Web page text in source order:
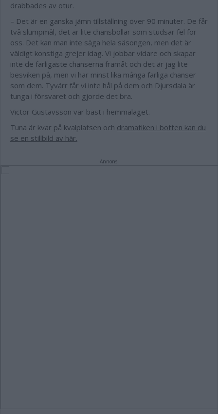
drabbades av otur.
– Det är en ganska jämn tillställning över 90 minuter. De får
två slumpmål, det är lite chansbollar som studsar fel för
oss. Det kan man inte säga hela säsongen, men det är
väldigt konstiga grejer idag. Vi jobbar vidare och skapar
inte de farligaste chanserna framåt och det är jag lite
besviken på, men vi har minst lika många farliga chanser
som dem. Tyvärr får vi inte hål på dem och Djursdala är
tunga i försvaret och gjorde det bra.
Victor Gustavsson var bäst i hemmalaget.
Tuna är kvar på kvalplatsen och dramatiken i botten kan du
se en stillbild av här.
Annons: